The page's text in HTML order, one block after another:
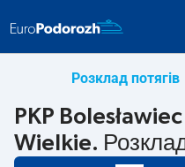
Розклад потягів
PKP
Wielkie. Розклад